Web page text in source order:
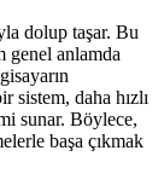
dolup taşar. Bu
genel anlamda
sistem, daha hızlı
sunar. Böylece,
başa çıkmak